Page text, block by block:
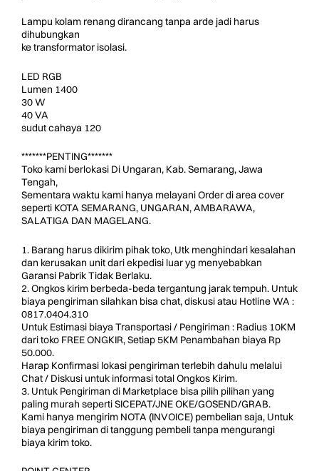
Lampu kolam renang dirancang tanpa arde jadi harus
dihubungkan
ke transformator isolasi.
LED RGB
Lumen 1400
30 W
40 VA
sudut cahaya 120
*******PENTING*******
Toko kami berlokasi Di Ungaran, Kab. Semarang, Jawa
Tengah,
Sementara waktu kami hanya melayani Order di area cover
seperti KOTA SEMARANG, UNGARAN, AMBARAWA,
SALATIGA DAN MAGELANG.
1. Barang harus dikirim pihak toko, Utk menghindari kesalahan
dan kerusakan unit dari ekpedisi luar yg menyebabkan
Garansi Pabrik Tidak Berlaku.
2. Ongkos kirim berbeda-beda tergantung jarak tempuh. Untuk
biaya pengiriman silahkan bisa chat, diskusi atau Hotline WA :
0817.0404.310
Untuk Estimasi biaya Transportasi / Pengiriman : Radius 10KM
dari toko FREE ONGKIR, Setiap 5KM Penambahan biaya Rp
50.000.
Harap Konfirmasi lokasi pengiriman terlebih dahulu melalui
Chat / Diskusi untuk informasi total Ongkos Kirim.
3. Untuk Pengiriman di Marketplace bisa pilih pilihan yang
paling murah seperti SICEPAT/JNE OKE/GOSEND/GRAB.
Kami hanya mengirim NOTA (INVOICE) pembelian saja, Untuk
biaya pengiriman di tanggung pembeli tanpa mengurangi
biaya kirim toko.